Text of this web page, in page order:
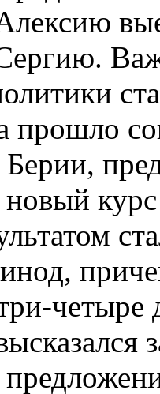
прошло
курс